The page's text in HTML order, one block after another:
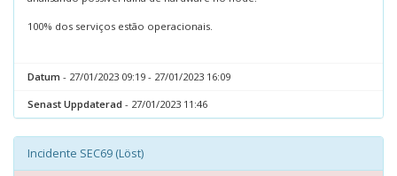
100% dos serviços estão operacionais.
Datum - 27/01/2023 09:19 - 27/01/2023 16:09
Senast Uppdaterad - 27/01/2023 11:46
Incidente SEC69 (Löst)